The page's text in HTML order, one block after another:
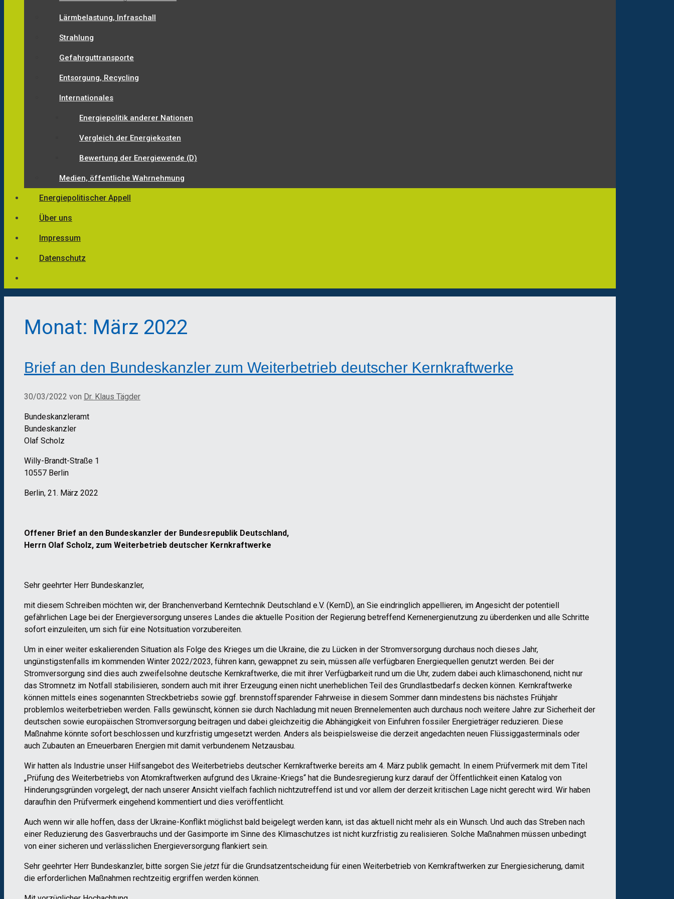
Lärmbelastung, Infraschall
Strahlung
Gefahrguttransporte
Entsorgung, Recycling
Internationales
Energiepolitik anderer Nationen
Vergleich der Energiekosten
Bewertung der Energiewende (D)
Medien, öffentliche Wahrnehmung
Energiepolitischer Appell
Über uns
Impressum
Datenschutz
Monat: März 2022
Brief an den Bundeskanzler zum Weiterbetrieb deutscher Kernkraftwerke
30/03/2022 von Dr. Klaus Tägder
Bundeskanzleramt
Bundeskanzler
Olaf Scholz
Willy-Brandt-Straße 1
10557 Berlin
Berlin, 21. März 2022
Offener Brief an den Bundeskanzler der Bundesrepublik Deutschland,
Herrn Olaf Scholz, zum Weiterbetrieb deutscher Kernkraftwerke
Sehr geehrter Herr Bundeskanzler,
mit diesem Schreiben möchten wir, der Branchenverband Kerntechnik Deutschland e.V. (KernD), an Sie eindringlich appellieren, im Angesicht der potentiell
gefährlichen Lage bei der Energieversorgung unseres Landes die aktuelle Position der Regierung betreffend Kernenergienutzung zu überdenken und alle Schritte
sofort einzuleiten, um sich für eine Notsituation vorzubereiten.
Um in einer weiter eskalierenden Situation als Folge des Krieges um die Ukraine, die zu Lücken in der Stromversorgung durchaus noch dieses Jahr,
ungünstigstenfalls im kommenden Winter 2022/2023, führen kann, gewappnet zu sein, müssen alle verfügbaren Energiequellen genutzt werden. Bei der
Stromversorgung sind dies auch zweifelsohne deutsche Kernkraftwerke, die mit ihrer Verfügbarkeit rund um die Uhr, zudem dabei auch klimaschonend, nicht nur
das Stromnetz im Notfall stabilisieren, sondern auch mit ihrer Erzeugung einen nicht unerheblichen Teil des Grundlastbedarfs decken können. Kernkraftwerke
können mittels eines sogenannten Streckbetriebs sowie ggf. brennstoffsparender Fahrweise in diesem Sommer dann mindestens bis nächstes Frühjahr
problemlos weiterbetrieben werden. Falls gewünscht, können sie durch Nachladung mit neuen Brennelementen auch durchaus noch weitere Jahre zur Sicherheit der
deutschen sowie europäischen Stromversorgung beitragen und dabei gleichzeitig die Abhängigkeit von Einfuhren fossiler Energieträger reduzieren. Diese
Maßnahme könnte sofort beschlossen und kurzfristig umgesetzt werden. Anders als beispielsweise die derzeit angedachten neuen Flüssiggasterminals oder
auch Zubauten an Erneuerbaren Energien mit damit verbundenem Netzausbau.
Wir hatten als Industrie unser Hilfsangebot des Weiterbetriebs deutscher Kernkraftwerke bereits am 4. März publik gemacht. In einem Prüfvermerk mit dem Titel
„Prüfung des Weiterbetriebs von Atomkraftwerken aufgrund des Ukraine-Kriegs“ hat die Bundesregierung kurz darauf der Öffentlichkeit einen Katalog von
Hinderungsgründen vorgelegt, der nach unserer Ansicht vielfach fachlich nichtzutreffend ist und vor allem der derzeit kritischen Lage nicht gerecht wird. Wir haben
daraufhin den Prüfvermerk eingehend kommentiert und dies veröffentlicht.
Auch wenn wir alle hoffen, dass der Ukraine-Konflikt möglichst bald beigelegt werden kann, ist das aktuell nicht mehr als ein Wunsch. Und auch das Streben nach
einer Reduzierung des Gasverbrauchs und der Gasimporte im Sinne des Klimaschutzes ist nicht kurzfristig zu realisieren. Solche Maßnahmen müssen unbedingt
von einer sicheren und verlässlichen Energieversorgung flankiert sein.
Sehr geehrter Herr Bundeskanzler, bitte sorgen Sie jetzt für die Grundsatzentscheidung für einen Weiterbetrieb von Kernkraftwerken zur Energiesicherung, damit
die erforderlichen Maßnahmen rechtzeitig ergriffen werden können.